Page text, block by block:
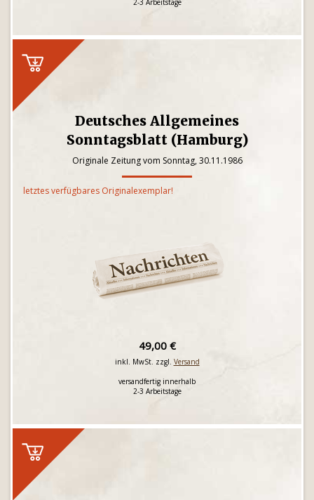
2-3 Arbeitstage
Deutsches Allgemeines
Sonntagsblatt (Hamburg)
Originale Zeitung vom Sonntag, 30.11.1986
letztes verfügbares Originalexemplar!
49,00 €
inkl. MwSt. zzgl. Versand
versandfertig innerhalb
2-3 Arbeitstage